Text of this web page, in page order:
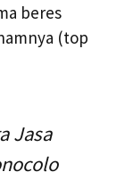
beres
(top
Jasa